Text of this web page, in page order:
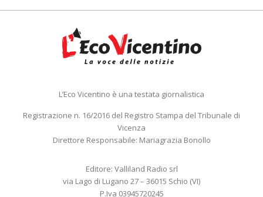
L’Eco Vicentino è una testata giornalistica
Registrazione n. 16/2016 del Registro Stampa del Tribunale di
Vicenza
Direttore Responsabile: Mariagrazia Bonollo
Editore: Valliland Radio srl
via Lago di Lugano 27 – 36015 Schio (VI)
P.Iva 03945720245